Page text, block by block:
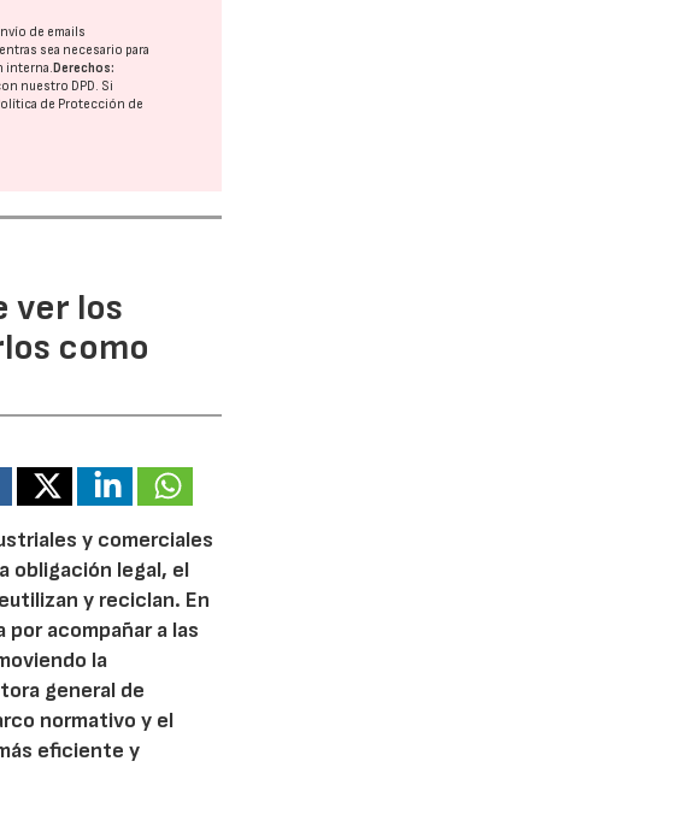
de emails
sea necesario para
interna.Derechos:
nuestro DPD. Si
de Protección de
ver los
como
y comerciales
obligación legal, el
y reciclan. En
acompañar a las
la
general de
normativo y el
eficiente y